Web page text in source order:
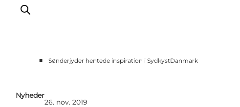
Presse
■ Sønderjyder hentede inspiration i SydkystDanmark
Nyheder
26. nov. 2019